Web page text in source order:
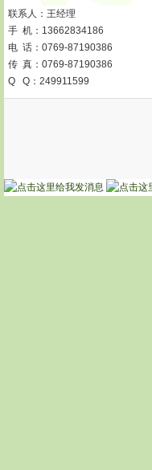
联系人：王经理
手 机：13662834186
电 话：0769-87190386
传 真：0769-87190386
Q Q：249911599